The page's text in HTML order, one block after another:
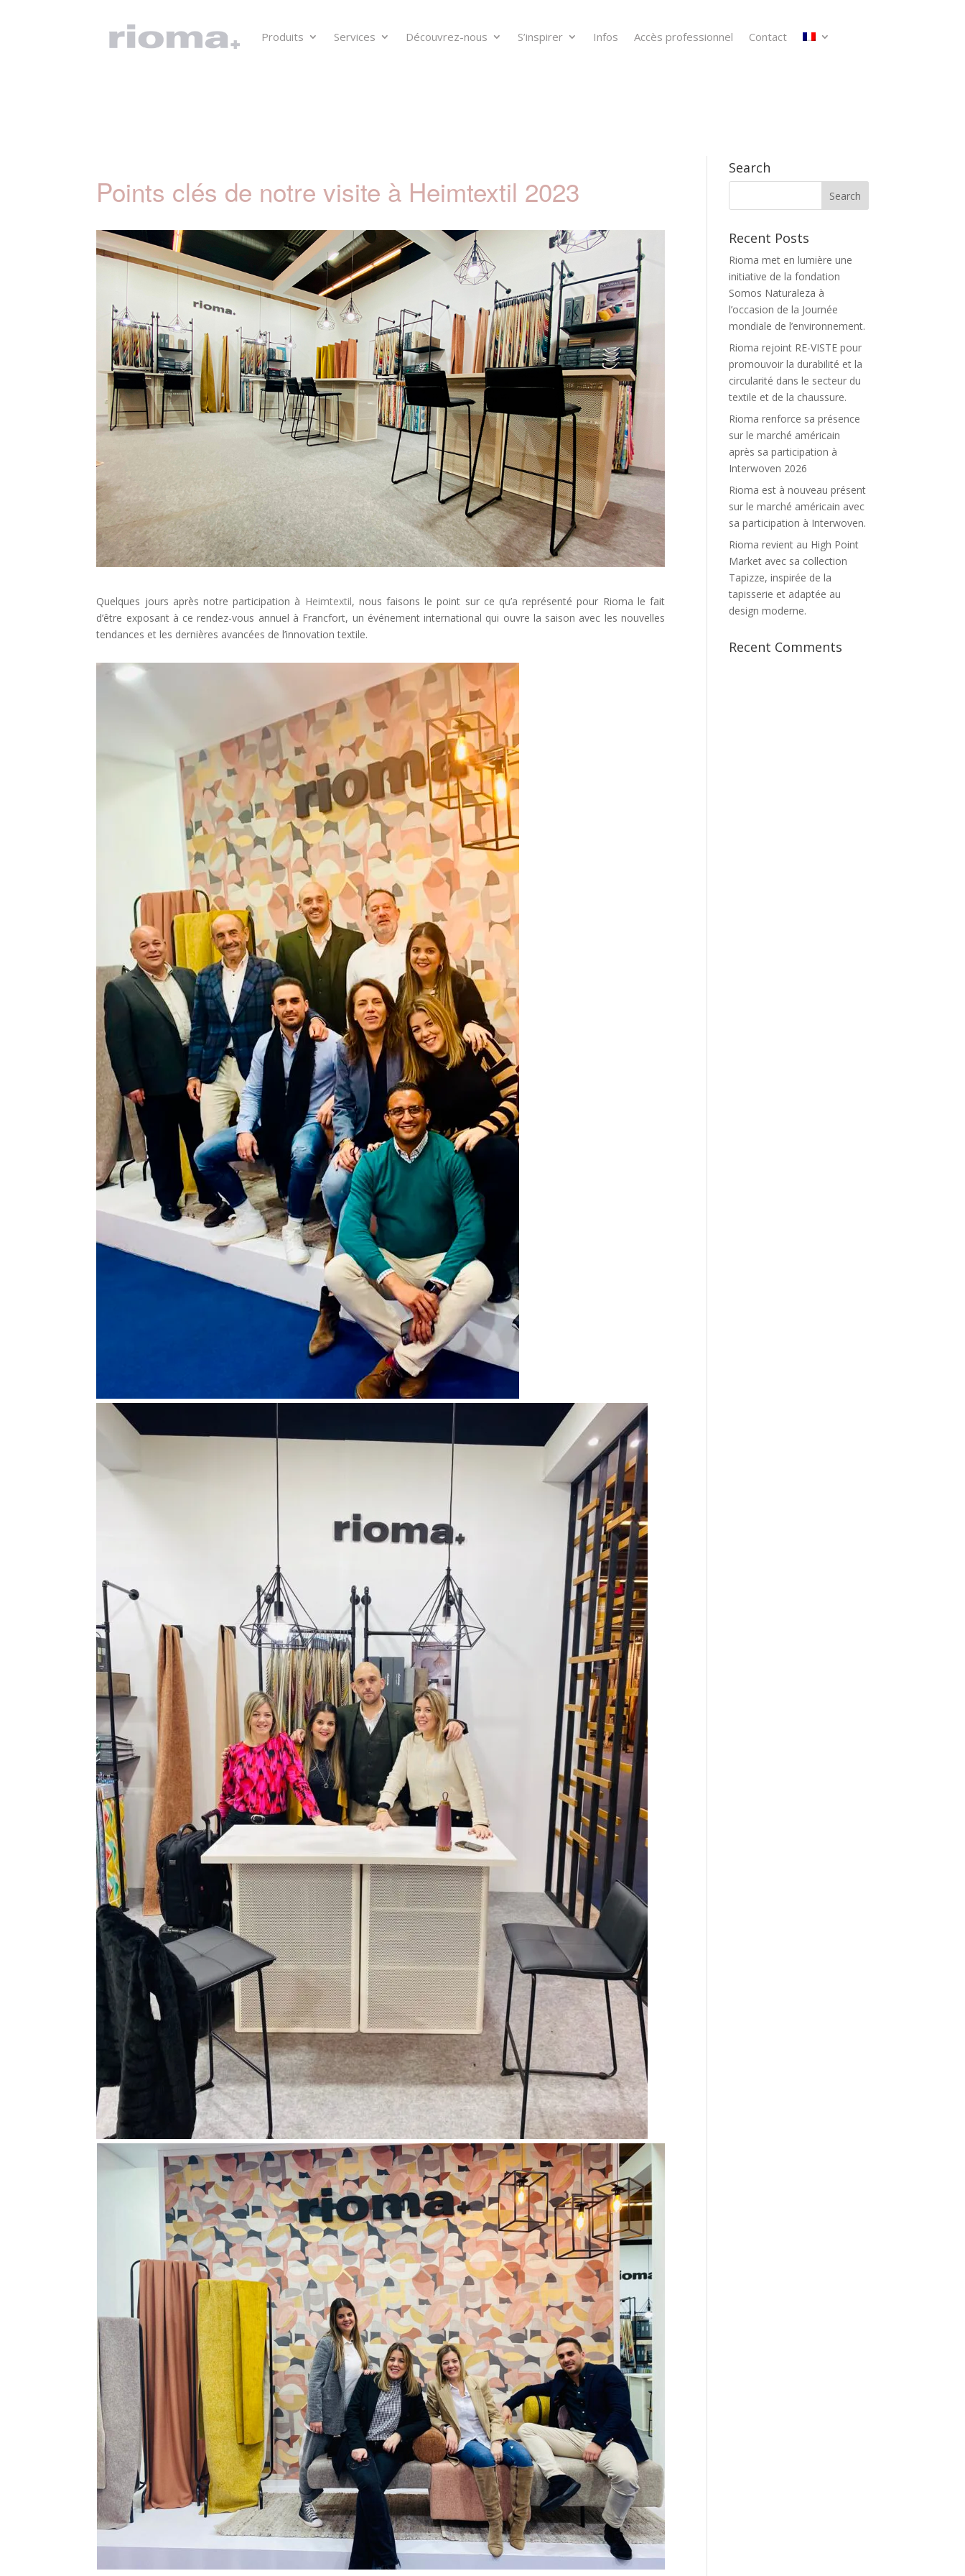
Produits Services Découvrez-nous S’inspirer Infos Accès professionnel Contact
Points clés de notre visite à Heimtextil 2023
Quelques jours après notre participation à Heimtextil, nous faisons le point sur ce qu’a représenté pour Rioma le fait
d’être exposant à ce rendez-vous annuel à Francfort, un événement international qui ouvre la saison avec les nouvelles
tendances et les dernières avancées de l’innovation textile.
Search
Recent Posts
Rioma met en lumière une
initiative de la fondation
Somos Naturaleza à
l’occasion de la Journée
mondiale de l’environnement.
Rioma rejoint RE-VISTE pour
promouvoir la durabilité et la
circularité dans le secteur du
textile et de la chaussure.
Rioma renforce sa présence
sur le marché américain
après sa participation à
Interwoven 2026
Rioma est à nouveau présent
sur le marché américain avec
sa participation à Interwoven.
Rioma revient au High Point
Market avec sa collection
Tapizze, inspirée de la
tapisserie et adaptée au
design moderne.
Recent Comments